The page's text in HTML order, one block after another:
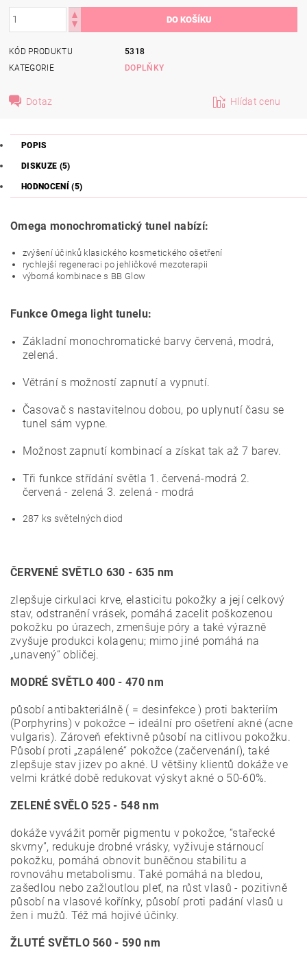
KÓD PRODUKTU
5318
KATEGORIE
DOPLŇKY
Dotaz Hlídat cenu
POPIS
DISKUZE (5)
HODNOCENÍ (5)
Omega monochromatický tunel nabízí:
zvýšení účinků klasického kosmetického ošetření
rychlejší regeneraci po jehličkové mezoterapii
výborná kombinace s BB Glow
FunkceOmega light tunelu:
Základní monochromatické barvy červená, modrá,
zelená.
Větrání s možností zapnutí a vypnutí.
Časovač s nastavitelnou dobou, po uplynutí času se
tunel sám vypne.
Možnost zapnutí kombinací a získat tak až 7 barev.
Tři funkce střídání světla 1. červená-modrá 2.
červená - zelená 3. zelená - modrá
287 ks světelných diod
ČERVENÉ SVĚTLO 630 - 635 nm
zlepšuje cirkulaci krve, elasticitu pokožky a její celkový
stav, odstranění vrásek, pomáhá zacelit poškozenou
pokožku po úrazech, zmenšuje póry a také výrazně
zvyšuje produkci kolagenu; mimo jiné pomáhá na
„unavený“ obličej.
MODRÉ SVĚTLO 400 - 470 nm
působí antibakteriálně ( = desinfekce ) proti bakteriím
(Porphyrins) v pokožce – ideální pro ošetření akné (acne
vulgaris). Zároveň efektivně působí na citlivou pokožku.
Působí proti „zapálené“ pokožce (začervenání), také
zlepšuje stav jizev po akné. U většiny klientů dokáže ve
velmi krátké době redukovat výskyt akné o 50-60%.
ZELENÉ SVĚLO 525 - 548 nm
dokáže vyvážit poměr pigmentu v pokožce, “stařecké
skvrny”, redukuje drobné vrásky, vyživuje stárnoucí
pokožku, pomáhá obnovit buněčnou stabilitu a
rovnováhu metabolismu. Také pomáhá na bledou,
zašedlou nebo zažloutlou pleť, na růst vlasů - pozitivně
působí na vlasové kořínky, působí proti padání vlasů u
žen i mužů. Též má hojivé účinky.
ŽLUTÉ SVĚTLO 560 - 590 nm